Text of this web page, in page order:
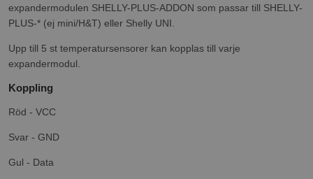
expandermodulen SHELLY-PLUS-ADDON som passar till SHELLY-
PLUS-* (ej mini/H&T) eller Shelly UNI.
Upp till 5 st temperatursensorer kan kopplas till varje
expandermodul.
Koppling
Röd - VCC
Svar - GND
Gul - Data